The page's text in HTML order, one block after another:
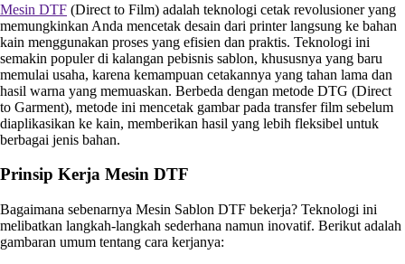
Mesin DTF (Direct to Film) adalah teknologi cetak revolusioner yang
memungkinkan Anda mencetak desain dari printer langsung ke bahan
kain menggunakan proses yang efisien dan praktis. Teknologi ini
semakin populer di kalangan pebisnis sablon, khususnya yang baru
memulai usaha, karena kemampuan cetakannya yang tahan lama dan
hasil warna yang memuaskan. Berbeda dengan metode DTG (Direct
to Garment), metode ini mencetak gambar pada transfer film sebelum
diaplikasikan ke kain, memberikan hasil yang lebih fleksibel untuk
berbagai jenis bahan.
Prinsip Kerja Mesin DTF
Bagaimana sebenarnya Mesin Sablon DTF bekerja? Teknologi ini
melibatkan langkah-langkah sederhana namun inovatif. Berikut adalah
gambaran umum tentang cara kerjanya: